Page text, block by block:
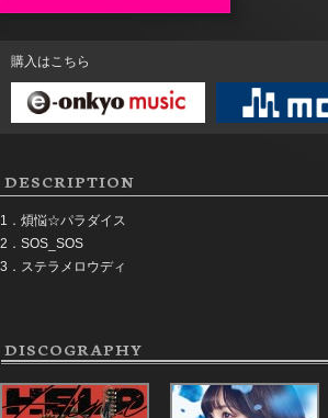
購入はこちら
DESCRIPTION
1．煩悩☆パラダイス
2．SOS_SOS
3．ステラメロウディ
DISCOGRAPHY